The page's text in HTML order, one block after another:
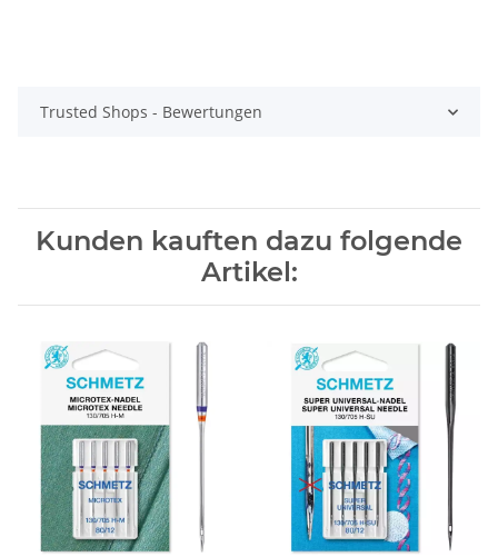
Trusted Shops - Bewertungen
Kunden kauften dazu folgende
Artikel: